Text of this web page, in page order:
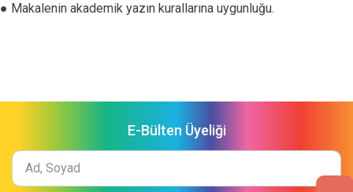
● Makalenin akademik yazın kurallarına uygunluğu.
E-Bülten Üyeliği
Ad
Soyad